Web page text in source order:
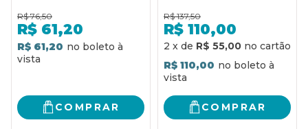
R$ 76,50
R$ 61,20
R$ 61,20
COMPRAR
R$ 137,50
R$ 110,00
2 x de R$ 55,00
R$ 110,00
COMPRAR